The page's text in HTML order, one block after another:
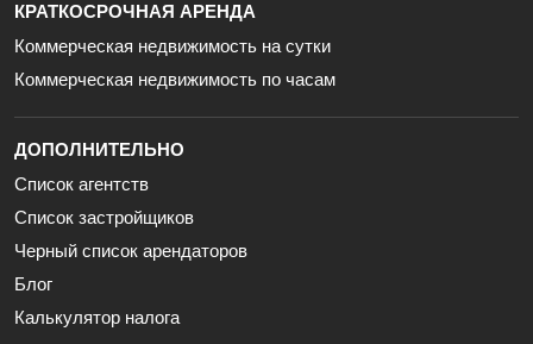
КРАТКОСРОЧНАЯ АРЕНДА
Коммерческая недвижимость на сутки
Коммерческая недвижимость по часам
ДОПОЛНИТЕЛЬНО
Список агентств
Список застройщиков
Черный список арендаторов
Блог
Калькулятор налога